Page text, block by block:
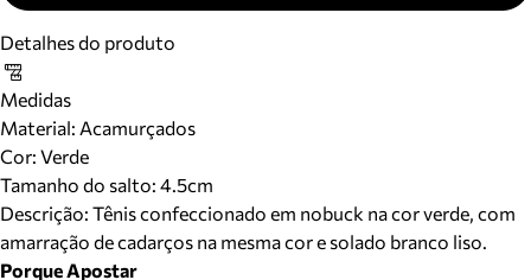
Detalhes do produto
Medidas
Material: Acamurçados
Cor: Verde
Tamanho do salto: 4.5cm
Descrição: Tênis confeccionado em nobuck na cor verde, com
amarração de cadarços na mesma cor e solado branco liso.
Porque Apostar